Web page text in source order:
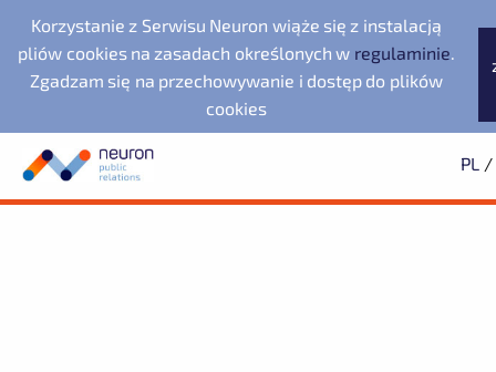
Korzystanie z Serwisu Neuron wiąże się z instalacją
pliów cookies na zasadach określonych w regulaminie.
Zgadzam się na przechowywanie i dostęp do plików
cookies
PL /
Biuro prasowe
Neuron Agencja Public
Noventa di Piave